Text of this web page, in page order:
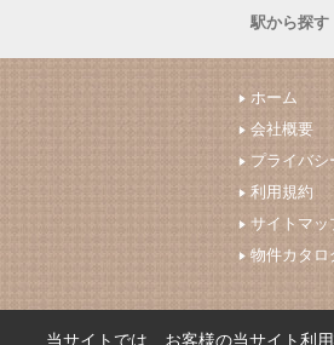
駅から探す
ホーム
会社概要
プライバシ
利用規約
サイトマッ
物件カタロ
当サイトでは、お客様の当サイト利